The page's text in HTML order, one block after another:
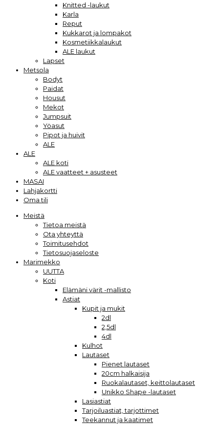
Knitted -laukut
Karla
Reput
Kukkarot ja lompakot
Kosmetiikkalaukut
ALE laukut
Lapset
Metsola
Bodyt
Paidat
Housut
Mekot
Jumpsuit
Yöasut
Pipot ja huivit
ALE
ALE
ALE koti
ALE vaatteet + asusteet
MASAI
Lahjakortti
Oma tili
Meistä
Tietoa meistä
Ota yhteyttä
Toimitusehdot
Tietosuojaseloste
Marimekko
UUTTA
Koti
Elämäni värit -mallisto
Astiat
Kupit ja mukit
2dl
2,5dl
4dl
Kulhot
Lautaset
Pienet lautaset
20cm halkaisija
Ruokalautaset, keittolautaset
Unikko Shape -lautaset
Lasiastiat
Tarjoiluastiat, tarjottimet
Teekannut ja kaatimet